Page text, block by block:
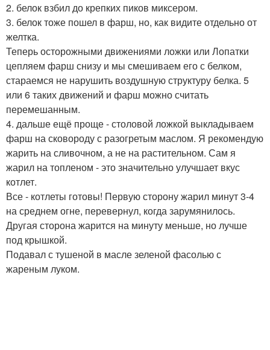
2. белок взбил до крепких пиков миксером.
3. белок тоже пошел в фарш, но, как видите отдельно от
желтка.
Теперь осторожными движениями ложки или Лопатки
цепляем фарш снизу и мы смешиваем его с белком,
стараемся не нарушить воздушную структуру белка. 5
или 6 таких движений и фарш можно считать
перемешанным.
4. дальше ещё проще - столовой ложкой выкладываем
фарш на сковороду с разогретым маслом. Я рекомендую
жарить на сливочном, а не на растительном. Сам я
жарил на топленом - это значительно улучшает вкус
котлет.
Все - котлеты готовы! Первую сторону жарил минут 3-4
на среднем огне, перевернул, когда зарумянилось.
Другая сторона жарится на минуту меньше, но лучше
под крышкой.
Подавал с тушеной в масле зеленой фасолью с
жареным луком.